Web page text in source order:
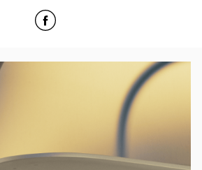
Click to open Facebook
Link Opens in New Tab